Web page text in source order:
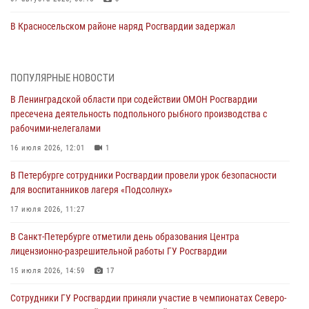
В Красносельском районе наряд Росгвардии задержал
06 августа 2026, 13:39 1
В Центральном районе росгвардейцы оперативно задержали
хулигана, стрелявшего из пускового устройства рядом с жилыми
домами
06 августа 2026, 11:36
Сотрудники и военнослужащие Росгвардии обеспечили
правопорядок при проведении матча "Зенит" - "Балтика"
06 августа 2026, 07:30
В Выборгском районе наряд Росгвардии обнаружил
разыскиваемый преступный автотранспорт
05 августа 2026, 12:25 2
Петербургские росгвардейцы обнаружили объявленный в розыск
ПОПУЛЯРНЫЕ НОВОСТИ
В Ленинградской области при содействии ОМОН Росгвардии
пресечена деятельность подпольного рыбного производства с
рабочими-нелегалами
16 июля 2026, 12:01 1
В Петербурге сотрудники Росгвардии провели урок безопасности
для воспитанников лагеря «Подсолнух»
17 июля 2026, 11:27
В Санкт-Петербурге отметили день образования Центра
лицензионно-разрешительной работы ГУ Росгвардии
15 июля 2026, 14:59 17
Сотрудники ГУ Росгвардии приняли участие в чемпионатах Северо-